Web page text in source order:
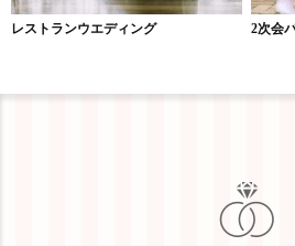
レストランウエディング 2次会